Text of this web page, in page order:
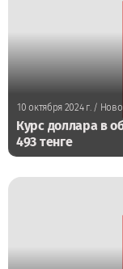
10 октября 2024 г. /
Курс доллара в
493 тенге